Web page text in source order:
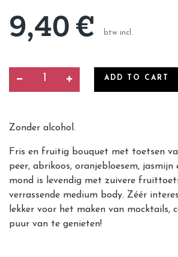
9,40€ btw incl.
ADD TO CART
Zonder alcohol.
Fris en fruitig bouquet met toetsen
peer, abrikoos, oranjebloesem, jasmijn
mond is levendig met zuivere
verrassende medium body. Zéér
lekker voor het maken van mocktails,
puur van te genieten!